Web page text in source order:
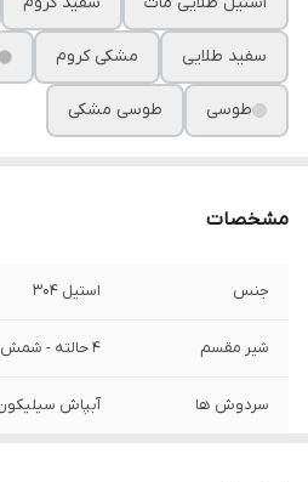
سفید طلایی مشکی کروم
طوسی طوسی مشکی
مشخصات
جنس استیل 304
شیر مقسم ۴ حالته - شمش برنج با سرب کمتر از ۲/۵%
سردوش ها آبپاش